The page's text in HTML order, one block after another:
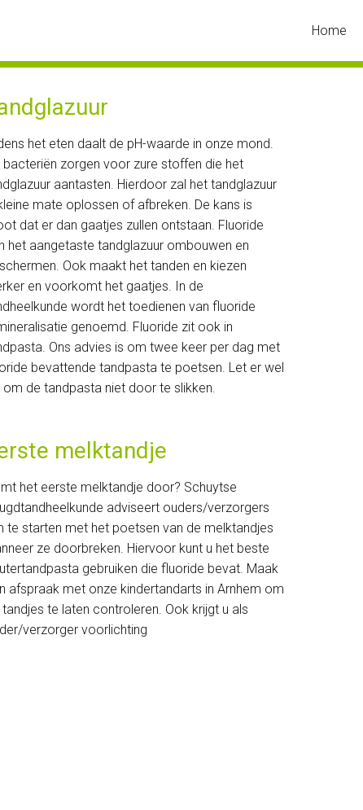
Home
het eten daalt de pH-waarde in onze mond.
bacteriën zorgen voor zure stoffen die het
aantasten. Hierdoor zal het tandglazuur
mate oplossen of afbreken. De kans is
dat er dan gaatjes zullen ontstaan. Fluoride
het aangetaste tandglazuur ombouwen en
Ook maakt het tanden en kiezen
en voorkomt het gaatjes. In de
wordt het toedienen van fluoride
genoemd. Fluoride zit ook in
Ons advies is om twee keer per dag met
bevattende tandpasta te poetsen. Let er wel
om de tandpasta niet door te slikken.
melktandje
het eerste melktandje door? Schuytse
adviseert ouders/verzorgers
te starten met het poetsen van de melktandjes
ze doorbreken. Hiervoor kunt u het beste
gebruiken die fluoride bevat. Maak
afspraak met onze kindertandarts in Arnhem om
tandjes te laten controleren. Ook krijgt u als
verzorger voorlichting